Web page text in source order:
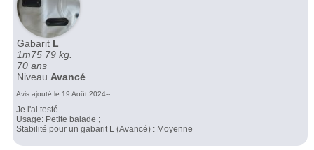
Gabarit L
1m75 79 kg.
70 ans
Niveau Avancé
Avis ajouté le 19 Août 2024--
Je l'ai testé
Usage: Petite balade ;
Stabilité pour un gabarit L (Avancé) : Moyenne